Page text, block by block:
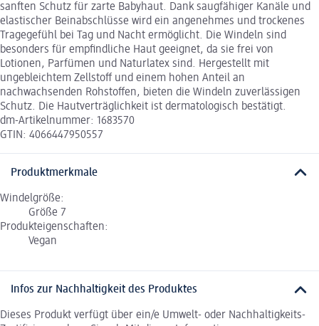
sanften Schutz für zarte Babyhaut. Dank saugfähiger Kanäle und
elastischer Beinabschlüsse wird ein angenehmes und trockenes
Tragegefühl bei Tag und Nacht ermöglicht. Die Windeln sind
besonders für empfindliche Haut geeignet, da sie frei von
Lotionen, Parfümen und Naturlatex sind. Hergestellt mit
ungebleichtem Zellstoff und einem hohen Anteil an
nachwachsenden Rohstoffen, bieten die Windeln zuverlässigen
Schutz. Die Hautverträglichkeit ist dermatologisch bestätigt.
dm-Artikelnummer: 1683570
GTIN: 4066447950557
Produktmerkmale
Windelgröße:
Größe 7
Produkteigenschaften:
Vegan
Infos zur Nachhaltigkeit des Produktes
Dieses Produkt verfügt über ein/e Umwelt- oder Nachhaltigkeits-